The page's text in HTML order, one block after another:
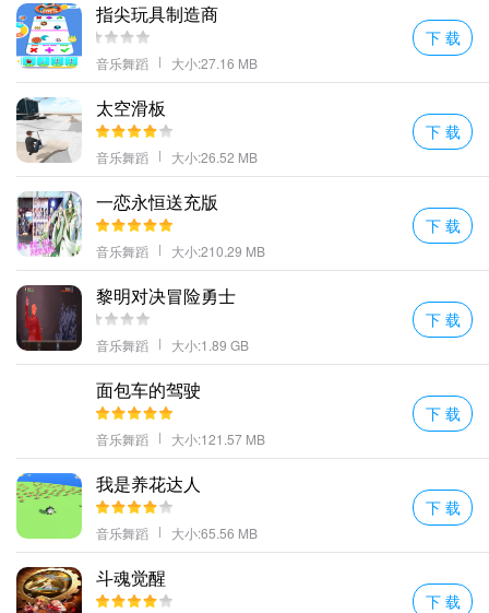
指尖玩具制造商
音乐舞蹈 大小:27.16 MB
下 载
太空滑板
音乐舞蹈 大小:26.52 MB
下 载
一恋永恒送充版
音乐舞蹈 大小:210.29 MB
下 载
黎明对决冒险勇士
音乐舞蹈 大小:1.89 GB
下 载
面包车的驾驶
音乐舞蹈 大小:121.57 MB
下 载
我是养花达人
音乐舞蹈 大小:65.56 MB
下 载
斗魂觉醒
下 载